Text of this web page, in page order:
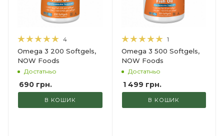
4
Omega 3 200 Softgels,
NOW Foods
Достатньо
690 грн.
В КОШИК
1
Omega 3 500 Softgels,
NOW Foods
Достатньо
1 499 грн.
В КОШИК